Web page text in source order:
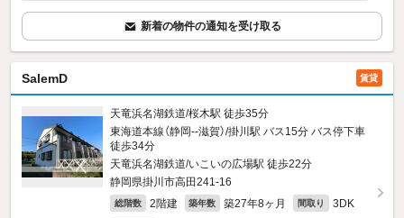
新着の物件の通知を受け取る
SalemD 賃貸
天竜浜名湖鉄道/桜木駅 徒歩35分
東海道本線（静岡--滋賀）/掛川駅 バス15分 バス停下車
徒歩34分
天竜浜名湖鉄道/いこいの広場駅 徒歩22分
静岡県掛川市高田241‐16
総階数 2階建 築年数 築27年8ヶ月 間取り 3DK